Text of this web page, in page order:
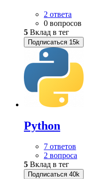
2 ответа
0 вопросов
5 Вклад в тег
Подписаться 15k
Python
7 ответов
2 вопроса
5 Вклад в тег
Подписаться 40k